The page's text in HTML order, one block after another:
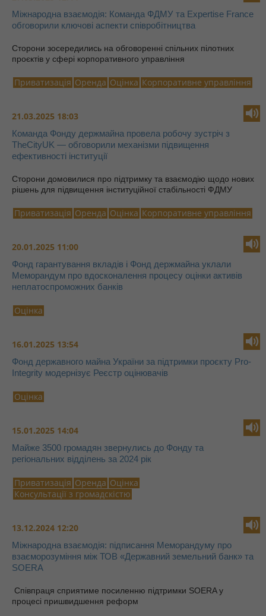
Міжнародна взаємодія: Команда ФДМУ та Expertise France
обговорили ключові аспекти співробітництва
Сторони зосередились на обговоренні спільних пілотних
проєктів у сфері корпоративного управління
Приватизація Оренда Оцінка Корпоративне управління
21.03.2025 18:03
Команда Фонду держмайна провела робочу зустріч з
TheCityUK — обговорили механізми підвищення
ефективності інституції
Cторони домовилися про підтримку та взаємодію щодо нових
рішень для підвищення інституційної стабільності ФДМУ
Приватизація Оренда Оцінка Корпоративне управління
20.01.2025 11:00
Фонд гарантування вкладів і Фонд держмайна уклали
Меморандум про вдосконалення процесу оцінки активів
неплатоспроможних банків
Оцінка
16.01.2025 13:54
Фонд державного майна України за підтримки проєкту Pro-
Integrity модернізує Реєстр оцінювачів
Оцінка
15.01.2025 14:04
Майже 3500 громадян звернулись до Фонду та
регіональних відділень за 2024 рік
Приватизація Оренда Оцінка
Консультації з громадскістю
13.12.2024 12:20
Міжнародна взаємодія: підписання Меморандуму про
взаєморозуміння між ТОВ «Державний земельний банк» та
SOERA
Співпраця сприятиме посиленню підтримки SOERA у
процесі пришвидшення реформ